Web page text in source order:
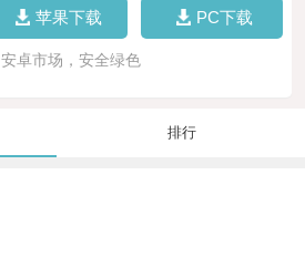
苹果下载 PC下载
安卓市场，安全绿色
排行